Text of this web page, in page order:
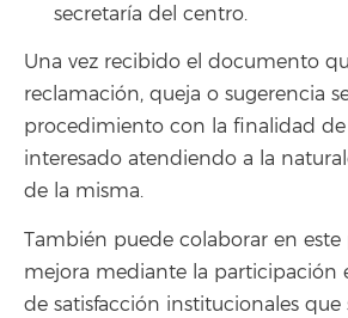
secretaría del centro.
Una vez recibido el documento
reclamación, queja o sugerencia
procedimiento con la finalidad de
interesado atendiendo a la
de la misma.
También puede colaborar en este
mejora mediante la participación
de satisfacción institucionales que